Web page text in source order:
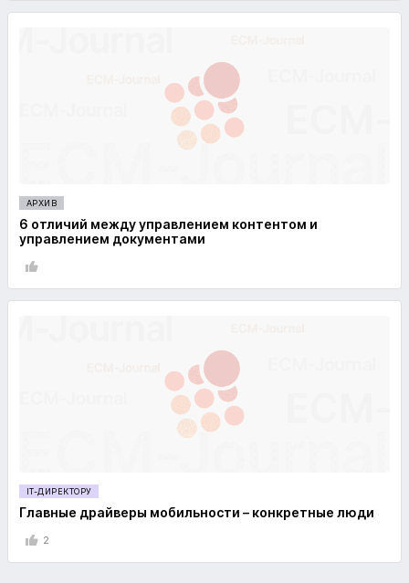
АРХИВ
6 отличий между управлением контентом и
управлением документами
IT-ДИРЕКТОРУ
Главные драйверы мобильности – конкретные люди
2